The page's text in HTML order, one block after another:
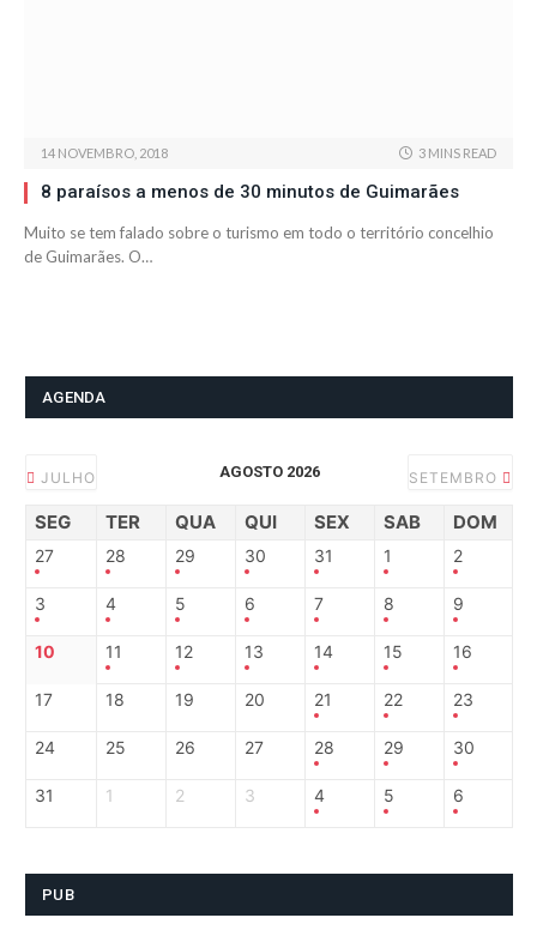
14 NOVEMBRO, 2018 3 MINS READ
8 paraísos a menos de 30 minutos de Guimarães
Muito se tem falado sobre o turismo em todo o território concelhio
de Guimarães. O…
AGENDA
JULHO AGOSTO 2026 SETEMBRO
SEG TER QUA QUI SEX SAB DOM
27 28 29 30 31 1 2
3 4 5 6 7 8 9
10 11 12 13 14 15 16
17 18 19 20 21 22 23
24 25 26 27 28 29 30
31 1 2 3 4 5 6
PUB